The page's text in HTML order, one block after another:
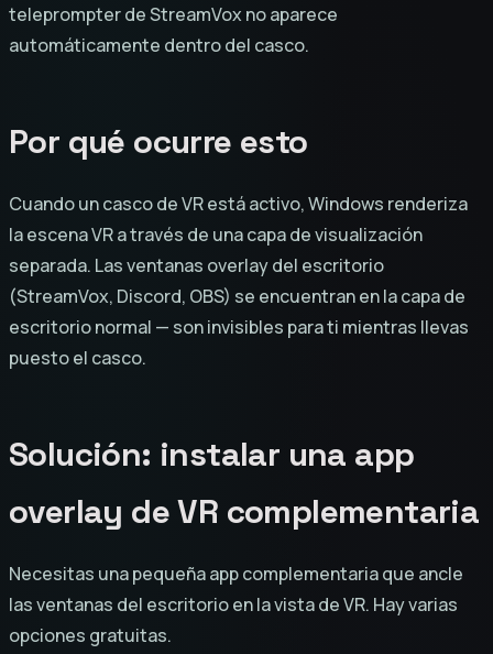
teleprompter de StreamVox no aparece
automáticamente dentro del casco.
Por qué ocurre esto
Cuando un casco de VR está activo, Windows renderiza
la escena VR a través de una capa de visualización
separada. Las ventanas overlay del escritorio
(StreamVox, Discord, OBS) se encuentran en la capa de
escritorio normal — son invisibles para ti mientras llevas
puesto el casco.
Solución: instalar una app
overlay de VR complementaria
Necesitas una pequeña app complementaria que ancle
las ventanas del escritorio en la vista de VR. Hay varias
opciones gratuitas.